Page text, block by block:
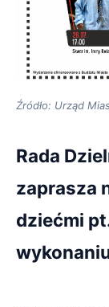
Źródło: Urząd
Rada
zaprasza
dziećmi